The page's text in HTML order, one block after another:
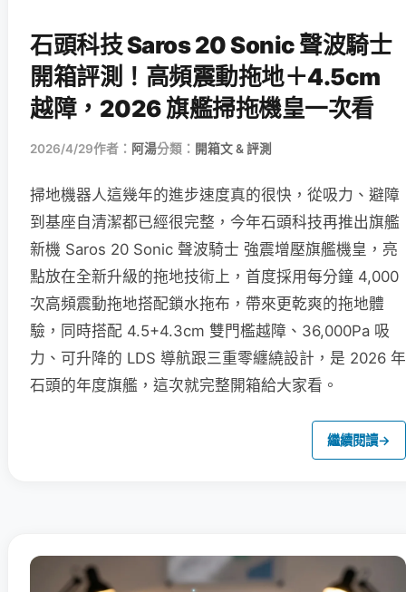
石頭科技 Saros 20 Sonic 聲波騎士
開箱評測！高頻震動拖地＋4.5cm
越障，2026 旗艦掃拖機皇一次看
2026/4/29作者： 阿湯分類： 開箱文 & 評測
掃地機器人這幾年的進步速度真的很快，從吸力、避障
到基座自清潔都已經很完整，今年石頭科技再推出旗艦
新機 Saros 20 Sonic 聲波騎士 強震增壓旗艦機皇，亮
點放在全新升級的拖地技術上，首度採用每分鐘 4,000
次高頻震動拖地搭配鎖水拖布，帶來更乾爽的拖地體
驗，同時搭配 4.5+4.3cm 雙門檻越障、36,000Pa 吸
力、可升降的 LDS 導航跟三重零纏繞設計，是 2026 年
石頭的年度旗艦，這次就完整開箱給大家看。
繼續閱讀→